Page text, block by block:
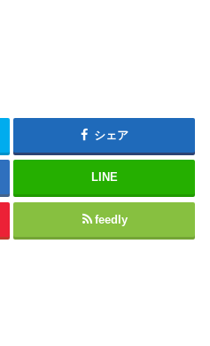
シェア
LINE
feedly